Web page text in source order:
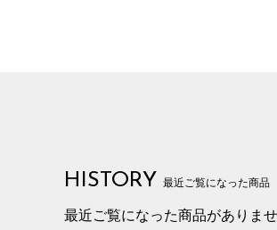
HISTORY 最近ご覧になった商品
最近ご覧になった商品がありませ